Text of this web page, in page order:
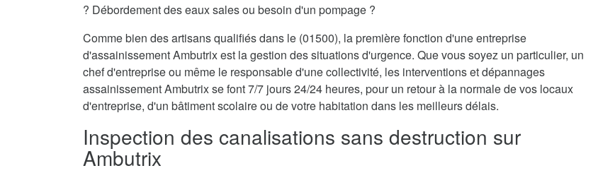
? Débordement des eaux sales ou besoin d'un pompage ?
Comme bien des artisans qualifiés dans le (01500), la première fonction d'une entreprise
d'assainissement Ambutrix est la gestion des situations d'urgence. Que vous soyez un particulier, un
chef d'entreprise ou même le responsable d'une collectivité, les interventions et dépannages
assainissement Ambutrix se font 7/7 jours 24/24 heures, pour un retour à la normale de vos locaux
d'entreprise, d'un bâtiment scolaire ou de votre habitation dans les meilleurs délais.
Inspection des canalisations sans destruction sur
Ambutrix